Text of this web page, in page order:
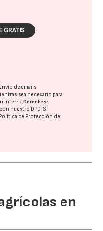
GRATIS
de emails
sea necesario para
interna.Derechos:
nuestro DPD. Si
Política de Protección de
en